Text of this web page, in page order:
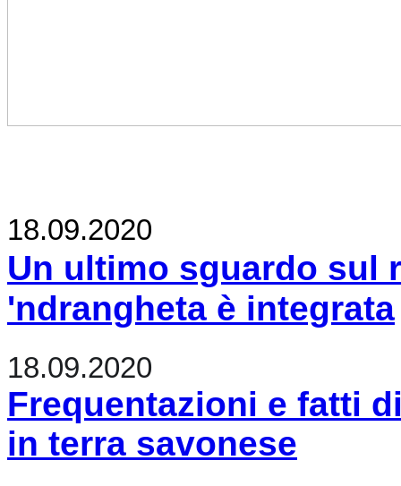
18.09.2020
Un ultimo sguardo sul
'ndrangheta è integrata
18.09.2020
Frequentazioni e fatti
in terra savonese